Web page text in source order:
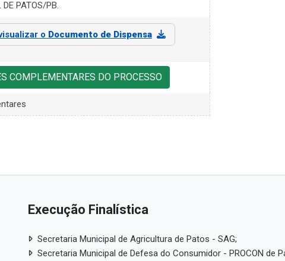
DE PATOS/PB.
o Documento de Dispensa
COMPLEMENTARES DO PROCESSO
Execução Finalística
Secretaria Municipal de Agricultura de Patos - SAG;
Secretaria Municipal de Defesa do Consumidor - PROCON de